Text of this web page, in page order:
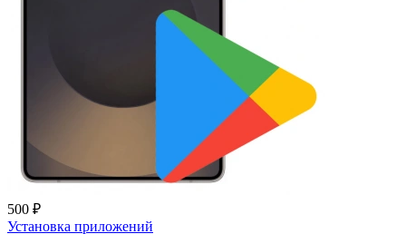
500 ₽
Установка приложений